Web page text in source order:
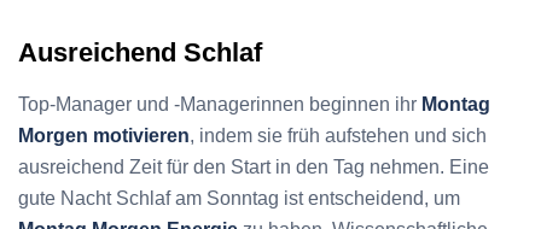
Ausreichend Schlaf
Top-Manager und -Managerinnen beginnen ihr Montag
Morgen motivieren, indem sie früh aufstehen und sich
ausreichend Zeit für den Start in den Tag nehmen. Eine
gute Nacht Schlaf am Sonntag ist entscheidend, um